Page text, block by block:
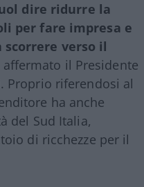
dire ridurre la
per fare impresa e
verso il
affermato il Presidente
Proprio riferendosi al
ha anche
del Sud Italia,
di ricchezze per il